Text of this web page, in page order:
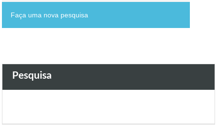
Faça uma nova pesquisa
Pesquisa